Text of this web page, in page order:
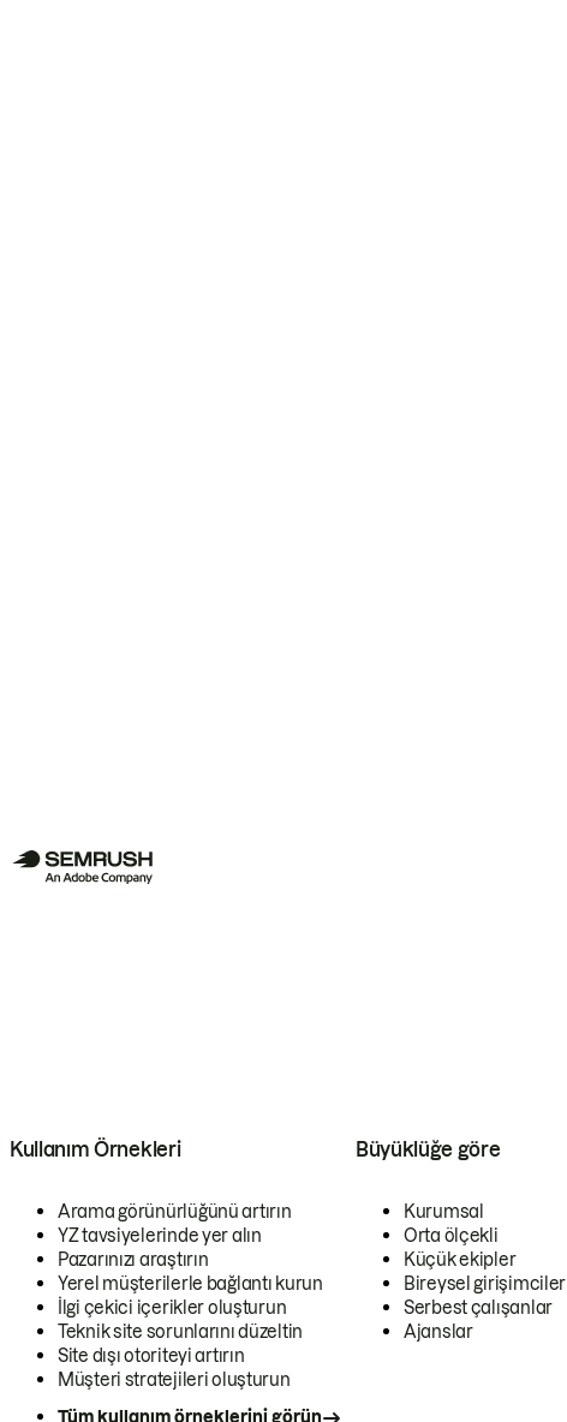
Kullanım Örnekleri
Arama görünürlüğünü artırın
YZ tavsiyelerinde yer alın
Pazarınızı araştırın
Yerel müşterilerle bağlantı kurun
İlgi çekici içerikler oluşturun
Teknik site sorunlarını düzeltin
Site dışı otoriteyi artırın
Müşteri stratejileri oluşturun
Tüm kullanım örneklerini görün
Büyüklüğe göre
Kurumsal
Orta ölçekli
Küçük ekipler
Bireysel girişimciler
Serbest çalışanlar
Ajanslar